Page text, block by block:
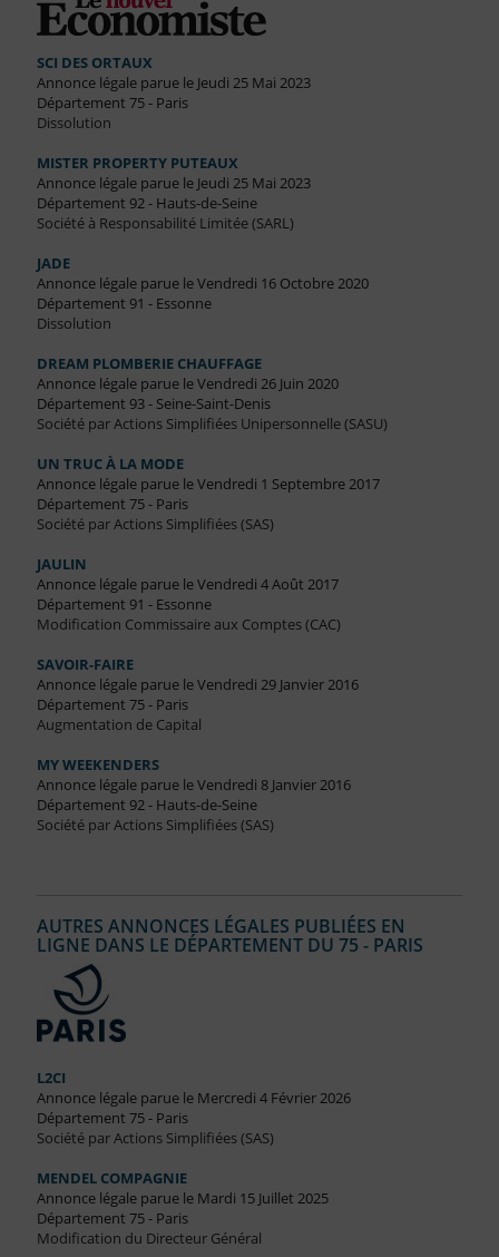
SCI DES ORTAUX
Annonce légale parue le Jeudi 25 Mai 2023
Département 75 - Paris
Dissolution
MISTER PROPERTY PUTEAUX
Annonce légale parue le Jeudi 25 Mai 2023
Département 92 - Hauts-de-Seine
Société à Responsabilité Limitée (SARL)
JADE
Annonce légale parue le Vendredi 16 Octobre 2020
Département 91 - Essonne
Dissolution
DREAM PLOMBERIE CHAUFFAGE
Annonce légale parue le Vendredi 26 Juin 2020
Département 93 - Seine-Saint-Denis
Société par Actions Simplifiées Unipersonnelle (SASU)
UN TRUC À LA MODE
Annonce légale parue le Vendredi 1 Septembre 2017
Département 75 - Paris
Société par Actions Simplifiées (SAS)
JAULIN
Annonce légale parue le Vendredi 4 Août 2017
Département 91 - Essonne
Modification Commissaire aux Comptes (CAC)
SAVOIR-FAIRE
Annonce légale parue le Vendredi 29 Janvier 2016
Département 75 - Paris
Augmentation de Capital
MY WEEKENDERS
Annonce légale parue le Vendredi 8 Janvier 2016
Département 92 - Hauts-de-Seine
Société par Actions Simplifiées (SAS)
AUTRES ANNONCES LÉGALES PUBLIÉES EN
LIGNE DANS LE DÉPARTEMENT DU 75 - PARIS
L2CI
Annonce légale parue le Mercredi 4 Février 2026
Département 75 - Paris
Société par Actions Simplifiées (SAS)
MENDEL COMPAGNIE
Annonce légale parue le Mardi 15 Juillet 2025
Département 75 - Paris
Modification du Directeur Général